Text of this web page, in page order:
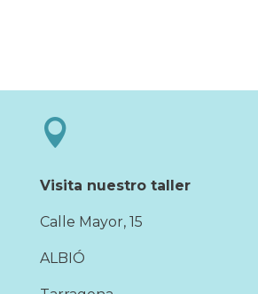

Visita nuestro taller
Calle Mayor, 15
ALBIÓ